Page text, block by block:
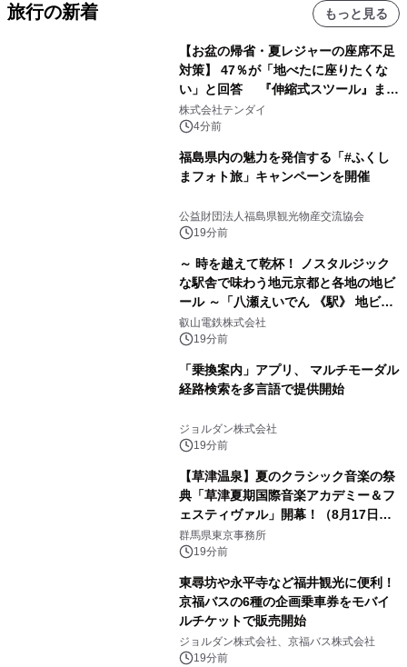
旅行の新着 もっと見る
【お盆の帰省・夏レジャーの座席不足
対策】 47％が「地べたに座りたくな
い」と回答 『伸縮式スツール』まと
め買いキャンペーンを8/6開始
株式会社テンダイ
4分前
福島県内の魅力を発信する「#ふくし
まフォト旅」キャンペーンを開催
公益財団法人福島県観光物産交流協会
19分前
～ 時を越えて乾杯！ ノスタルジック
な駅舎で味わう地元京都と各地の地ビ
ール ～「八瀬えいでん 《駅》 地ビー
ル祭り」を開催します
叡山電鉄株式会社
19分前
「乗換案内」アプリ、 マルチモーダル
経路検索を多言語で提供開始
ジョルダン株式会社
19分前
【草津温泉】夏のクラシック音楽の祭
典「草津夏期国際音楽アカデミー＆フ
ェスティヴァル」開幕！（8月17日か
ら）
群馬県東京事務所
19分前
東尋坊や永平寺など福井観光に便利！
京福バスの6種の企画乗車券をモバイ
ルチケットで販売開始
ジョルダン株式会社、京福バス株式会社
19分前